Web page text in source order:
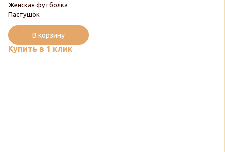
Женская футболка
Пастушок
Купить в 1 клик
В корзину